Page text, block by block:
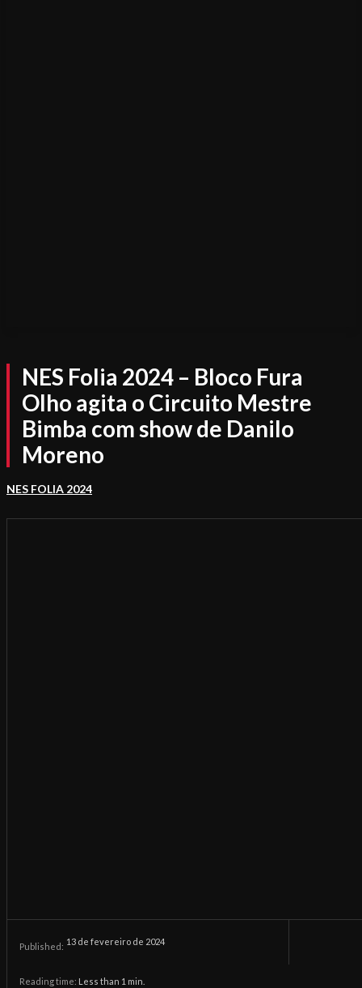
NES Folia 2024 – Bloco Fura
Olho agita o Circuito Mestre
Bimba com show de Danilo
Moreno
NES FOLIA 2024
Published: 13 de fevereiro de 2024
Reading time: Less than 1 min.